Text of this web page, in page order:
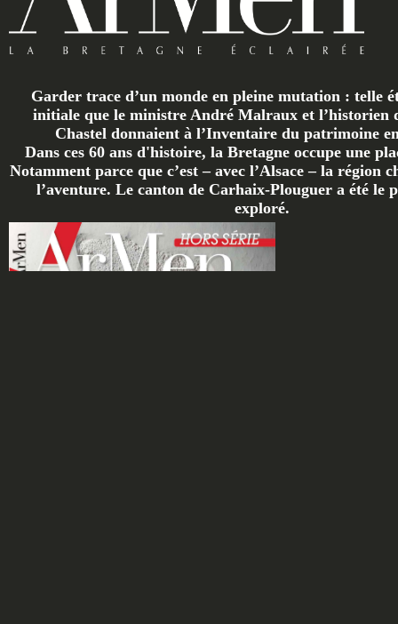
Garder trace d’un monde en pleine mutation : telle
initiale que le ministre André Malraux et l’historien
Chastel donnaient à l’Inventaire du patrimoine
Dans ces 60 ans d'histoire, la Bretagne occupe une
Notamment parce que c’est – avec l’Alsace – la région
l’aventure. Le canton de Carhaix-Plouguer a été le
exploré.